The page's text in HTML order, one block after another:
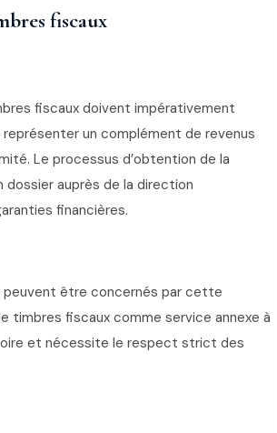
fiscaux
fiscaux doivent impérativement
un complément de revenus
Le processus d’obtention de la
dossier auprès de la direction
financières.
peuvent être concernés par cette
timbres fiscaux comme service annexe à
et nécessite le respect strict des